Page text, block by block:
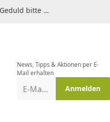
bitte …
beiNews, Tipps & Aktionen per E-
Mail erhalten
E-Mail-Adresse Anmelden